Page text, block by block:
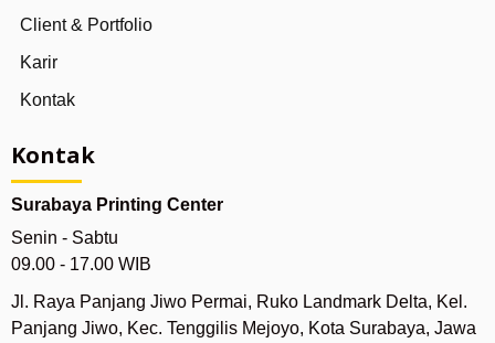
Client & Portfolio
Karir
Kontak
Kontak
Surabaya Printing Center
Senin - Sabtu
09.00 - 17.00 WIB
Jl. Raya Panjang Jiwo Permai, Ruko Landmark Delta, Kel.
Panjang Jiwo, Kec. Tenggilis Mejoyo, Kota Surabaya, Jawa